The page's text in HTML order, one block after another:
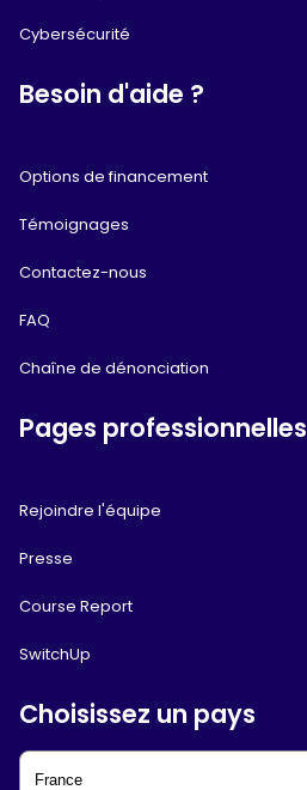
Cybersécurité
Besoin d'aide ?
Options de financement
Témoignages
Contactez-nous
FAQ
Chaîne de dénonciation
Pages professionnelles
Rejoindre l'équipe
Presse
Course Report
SwitchUp
Choisissez un pays